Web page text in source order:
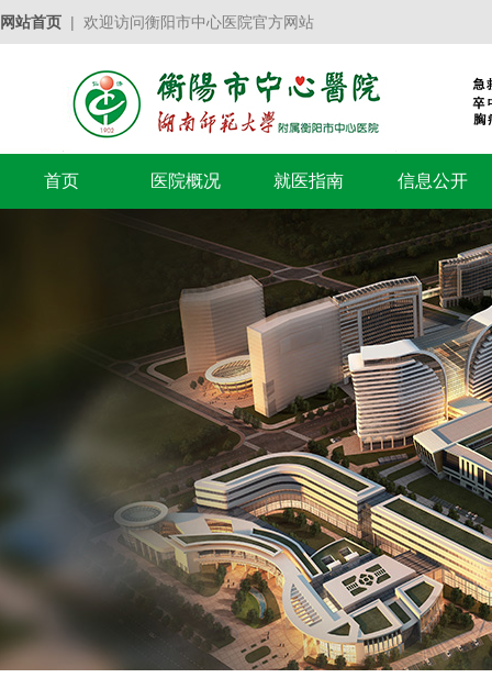
网站首页 | 欢迎访问衡阳市中心医院官方网站
首页 医院概况 就医指南 信息公开